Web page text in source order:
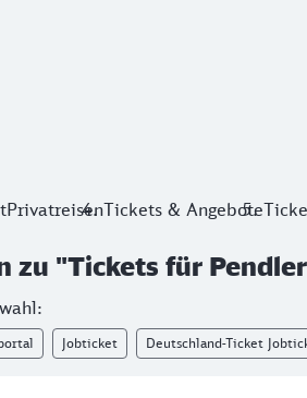
PrivatreisenTickets & Angebote
zu "Tickets für
Jobticket Deutschland-Ticket